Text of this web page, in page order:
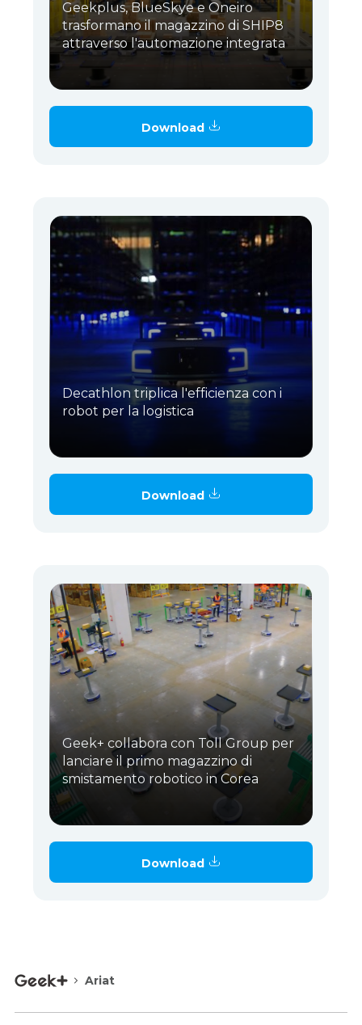
Geekplus, BlueSkye e Oneiro
trasformano il magazzino di SHIP8
attraverso l'automazione integrata
Download
Decathlon triplica l'efficienza con i
robot per la logistica
Download
Geek+ collabora con Toll Group per
lanciare il primo magazzino di
smistamento robotico in Corea
Download
Ariat